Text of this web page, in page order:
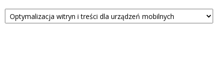
Kategorie